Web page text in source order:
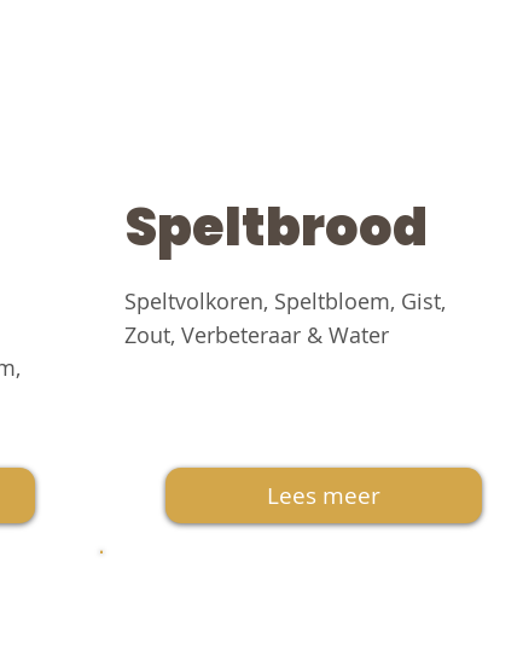
Speltbrood
Speltvolkoren, Speltbloem, Gist,
Zout, Verbeteraar & Water
Lees meer